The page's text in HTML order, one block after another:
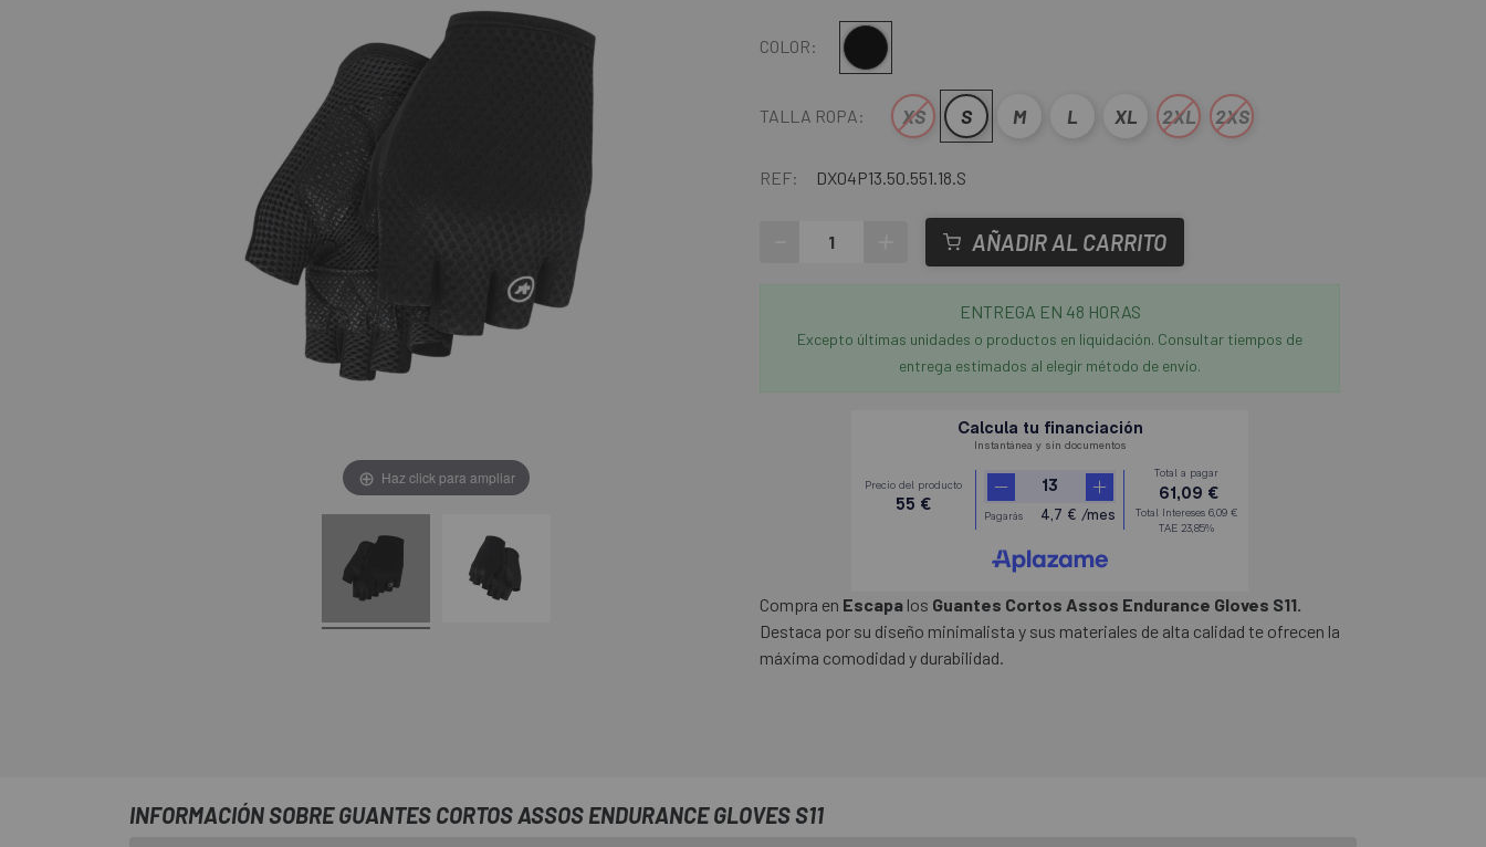
Haz click para ampliar
COLOR: Negro
TALLA ROPA: XS S M L XL 2XL 2XS
REF: DX04P13.50.551.18.S
AÑADIR AL CARRITO
ENTREGA EN 48 HORAS
Excepto últimas unidades o productos en liquidación. Consultar tiempos de
entrega estimados al elegir método de envío.
Compra en Escapa los Guantes Cortos Assos Endurance Gloves S11.
Destaca por su diseño minimalista y sus materiales de alta calidad te ofrecen la
máxima comodidad y durabilidad.
INFORMACIÓN SOBRE GUANTES CORTOS ASSOS ENDURANCE GLOVES S11